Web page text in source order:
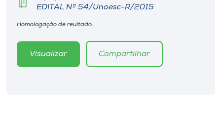
EDITAL Nº 54/Unoesc-R/2015
Homologação de reultado.
Visualizar Compartilhar